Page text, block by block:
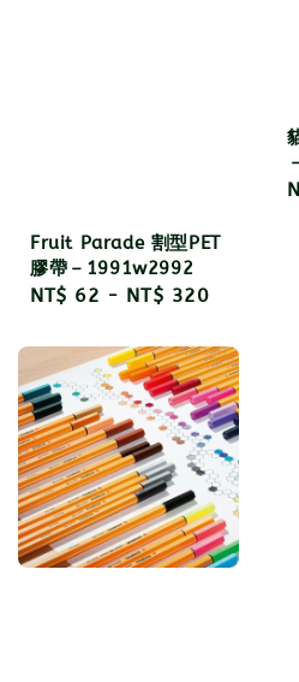
Fruit Parade 割型PET
膠帶－1991w2992
Regular
NT$ 62 - NT$ 320